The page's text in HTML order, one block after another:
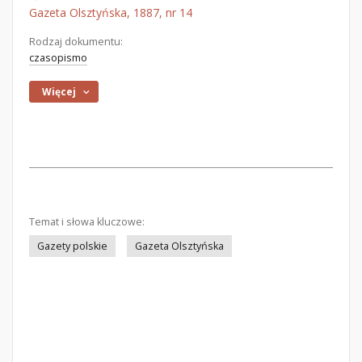
Gazeta Olsztyńska, 1887, nr 14
Rodzaj dokumentu:
czasopismo
Więcej
Temat i słowa kluczowe:
Gazety polskie
Gazeta Olsztyńska